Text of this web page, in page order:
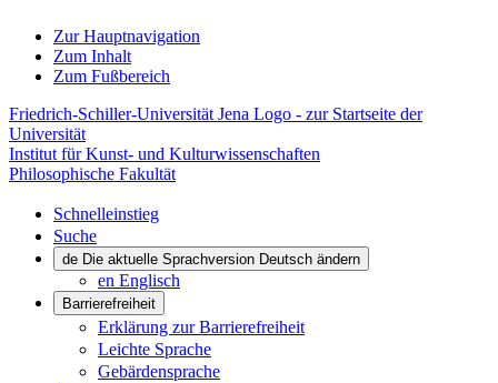
Zur Hauptnavigation
Zum Inhalt
Zum Fußbereich
Friedrich-Schiller-Universität Jena Logo - zur Startseite der
Universität
Institut für Kunst- und Kulturwissenschaften
Philosophische Fakultät
Schnelleinstieg
Suche
de Die aktuelle Sprachversion Deutsch ändern
en Englisch
Barrierefreiheit
Erklärung zur Barrierefreiheit
Leichte Sprache
Gebärdensprache